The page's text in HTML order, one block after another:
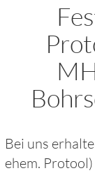
Bei uns
ehem.